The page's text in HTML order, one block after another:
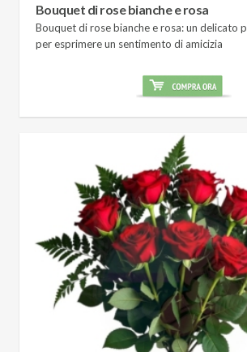
Bouquet di rose bianche e rosa
Bouquet di rose bianche e rosa: un delicato
per esprimere un sentimento di amicizia